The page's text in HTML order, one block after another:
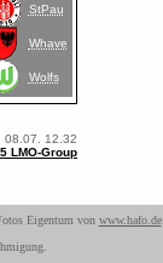
StPau
Whave
Wolfs
08.07. 12.32
LMO-Group
Eigentum von www.hafo.de.